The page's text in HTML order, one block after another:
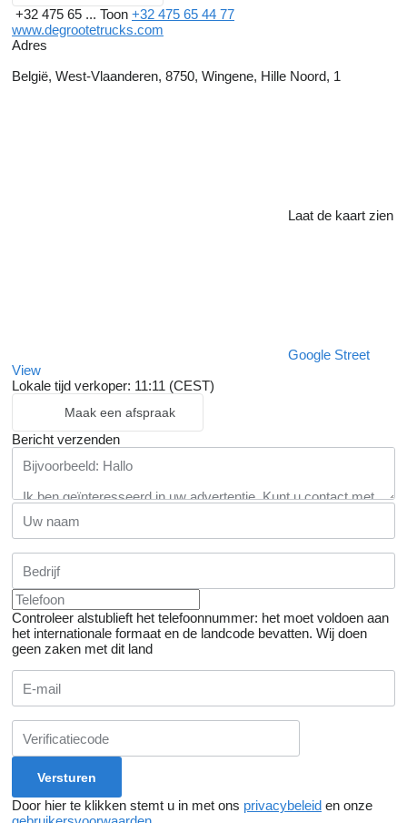
+32 475 65 ... Toon +32 475 65 44 77
www.degrootetrucks.com
Adres
België, West-Vlaanderen, 8750, Wingene, Hille Noord, 1
Laat de kaart zien
Google Street
View
Lokale tijd verkoper: 11:11 (CEST)
Maak een afspraak
Bericht verzenden
Controleer alstublieft het telefoonnummer: het moet voldoen aan
het internationale formaat en de landcode bevatten. Wij doen
geen zaken met dit land
Door hier te klikken stemt u in met ons privacybeleid en onze